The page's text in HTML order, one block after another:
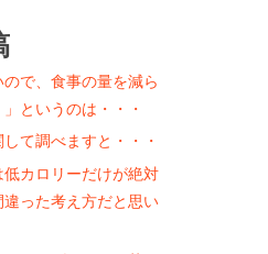
ので、食事の量を減ら
というのは・・・
て調べますと・・・
低カロリーだけが絶対
った考え方だと思い